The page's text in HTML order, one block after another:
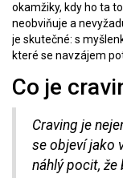
okamžiky, kdy ho ta
neobviňuje a
je skutečné: s
které se navzájem
Co je
Craving je
se objeví jako
náhlý pocit, že